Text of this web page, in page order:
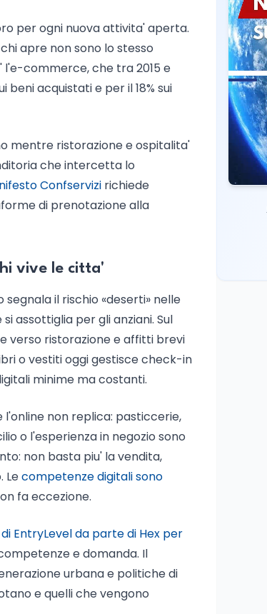
per ogni nuova attivita' aperta.
apre non sono lo stesso
commerce, che tra 2015 e
beni acquistati e per il 18% sui
mentre ristorazione e ospitalita'
che intercetta lo
Confservizi richiede
di prenotazione alla
vive le citta'
il rischio «deserti» nelle
assottiglia per gli anziani. Sul
verso ristorazione e affitti brevi
o vestiti oggi gestisce check-in
minime ma costanti.
l'online non replica: pasticcerie,
o l'esperienza in negozio sono
non basta piu' la vendita,
Lecompetenze digitali sono
fa eccezione.
EntryLevel da parte di Hex per
e domanda. Il
urbana e politiche di
e quelli che vengono